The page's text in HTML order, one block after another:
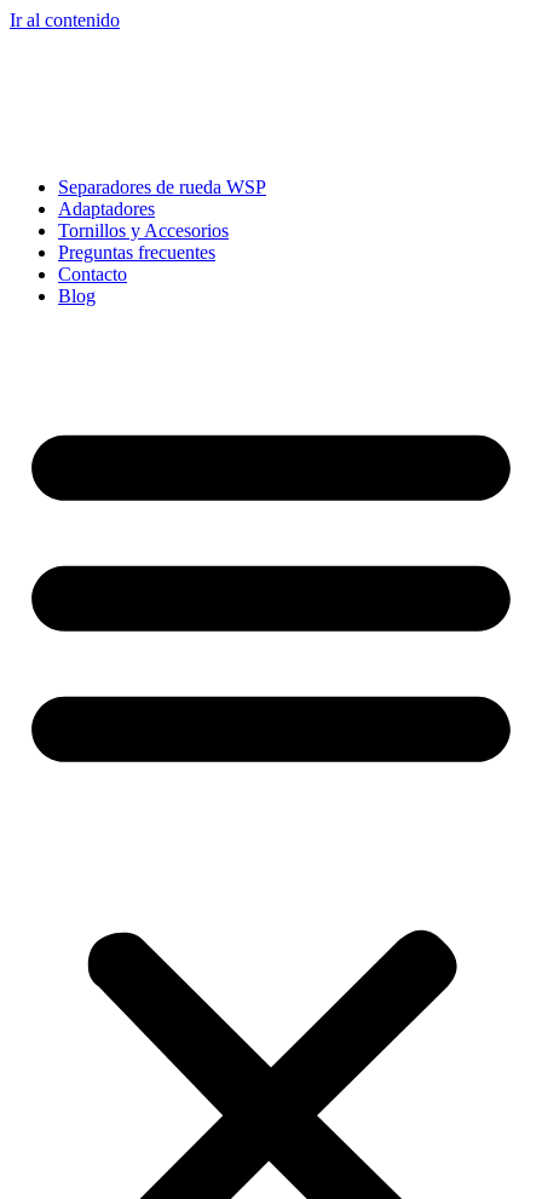
Ir al contenido
Separadores de rueda WSP
Adaptadores
Tornillos y Accesorios
Preguntas frecuentes
Contacto
Blog